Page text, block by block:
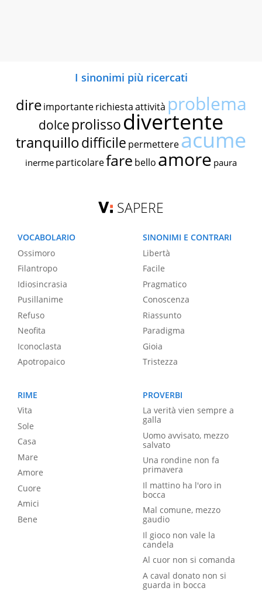
I sinonimi più ricercati
dire importante richiestaattività problema
dolce prolissodivertente
tranquillodifficile permettereacume
inerme particolarefare bello amore paura
SAPERE
VOCABOLARIO
Ossimoro
Filantropo
Idiosincrasia
Pusillanime
Refuso
Neofita
Iconoclasta
Apotropaico
SINONIMI E CONTRARI
Libertà
Facile
Pragmatico
Conoscenza
Riassunto
Paradigma
Gioia
Tristezza
RIME
Vita
Sole
Casa
Mare
Amore
Cuore
Amici
Bene
PROVERBI
La verità vien sempre a
galla
Uomo avvisato, mezzo
salvato
Una rondine non fa
primavera
Il mattino ha l'oro in
bocca
Mal comune, mezzo
gaudio
Il gioco non vale la
candela
Al cuor non si comanda
A caval donato non si
guarda in bocca